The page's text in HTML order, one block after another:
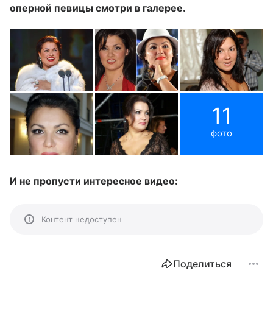
оперной певицы смотри в галерее.
11
фото
И не пропусти интересное видео:
Контент недоступен
Поделиться